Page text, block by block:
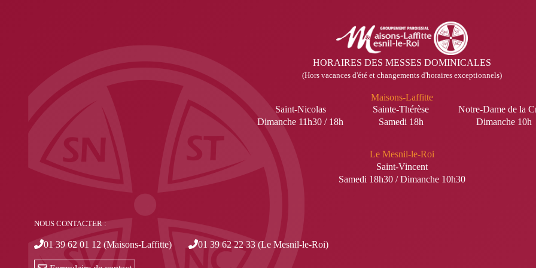
HORAIRES DES MESSES DOMINICALES
(Hors vacances d'été et changements d'horaires exceptionnels)
Maisons-Laffitte
Saint-Nicolas
Sainte-Thérèse
Notre-Dame de la
Dimanche 11h30 / 18h
Samedi 18h Dimanche 10h
Le Mesnil-le-Roi
Saint-Vincent
Samedi 18h30 / Dimanche 10h30
NOUS CONTACTER :
01 39 62 01 12 (Maisons-Laffitte) 01 39 62 22 33 (Le Mesnil-le-Roi)